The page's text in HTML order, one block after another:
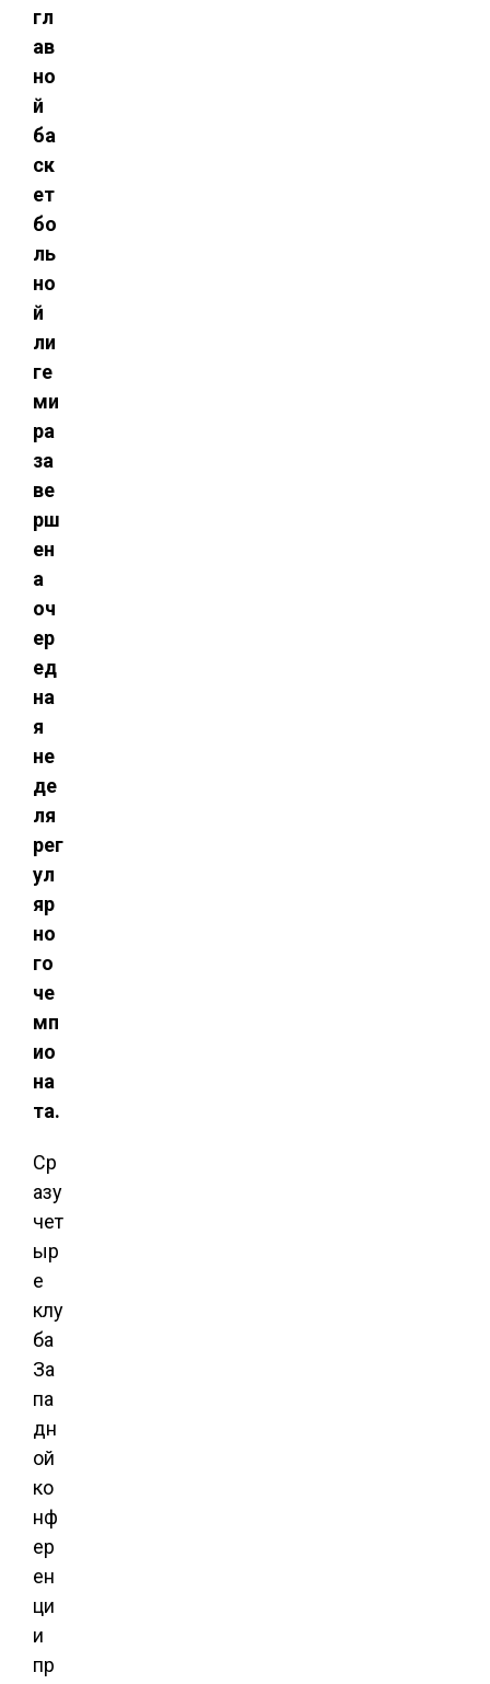
гл
ав
но
й
ба
ск
ет
бо
ль
но
й
ли
ге
ми
ра
за
ве
рш
ен
а
оч
ер
ед
на
я
не
де
ля
рег
ул
яр
но
го
че
мп
ио
на
та.
Ср
азу
чет
ыр
е
клу
ба
За
па
дн
ой
ко
нф
ер
ен
ци
и
пр